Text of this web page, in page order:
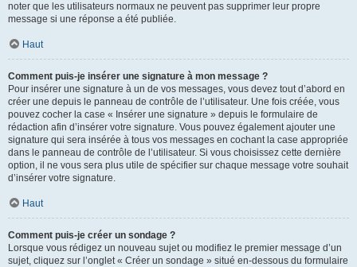
noter que les utilisateurs normaux ne peuvent pas supprimer leur propre
message si une réponse a été publiée.
Haut
Comment puis-je insérer une signature à mon message ?
Pour insérer une signature à un de vos messages, vous devez tout d’abord en
créer une depuis le panneau de contrôle de l’utilisateur. Une fois créée, vous
pouvez cocher la case « Insérer une signature » depuis le formulaire de
rédaction afin d’insérer votre signature. Vous pouvez également ajouter une
signature qui sera insérée à tous vos messages en cochant la case appropriée
dans le panneau de contrôle de l’utilisateur. Si vous choisissez cette dernière
option, il ne vous sera plus utile de spécifier sur chaque message votre souhait
d’insérer votre signature.
Haut
Comment puis-je créer un sondage ?
Lorsque vous rédigez un nouveau sujet ou modifiez le premier message d’un
sujet, cliquez sur l’onglet « Créer un sondage » situé en-dessous du formulaire